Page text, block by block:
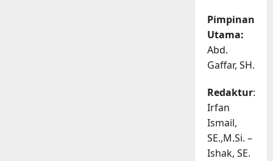
Pimpinan
Utama:
Abd.
Gaffar, SH.
Redaktur:
Irfan
Ismail,
SE.,M.Si. –
Ishak, SE.